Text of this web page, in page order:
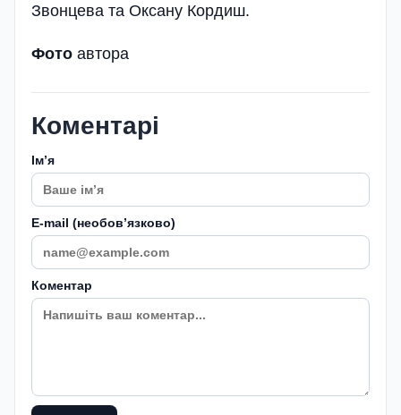
Звонцева та Оксану Кордиш.
Фото автора
Коментарі
Імʼя
E-mail (необовʼязково)
Коментар